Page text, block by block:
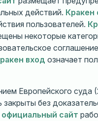
действий. Кракен
пользователей.
некоторые
вход означает
Европейского суда
без
официальный сайт